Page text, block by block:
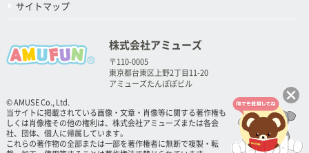
サイトマップ
株式会社アミューズ
〒110-0005
東京都台東区上野2丁目11-20
アミューズたんぽぽビル
© AMUSE Co., Ltd.
当サイトに掲載されている画像・文章・肖像等に関する著作権も
しくは肖像権その他の権利は、株式会社アミューズまたは各会
社、団体、個人に帰属しています。
これらの著作物の全部または一部を著作権者に無断で複製・転